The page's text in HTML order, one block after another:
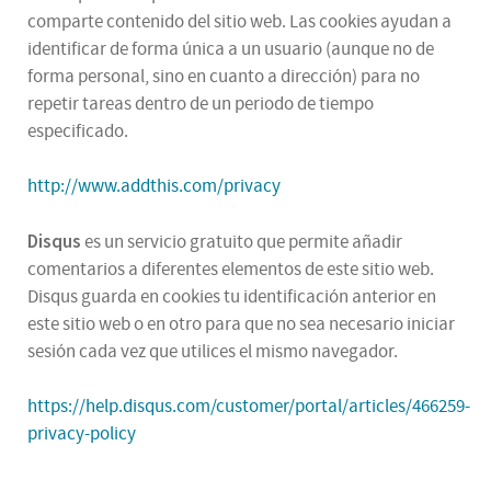
comparte contenido del sitio web. Las cookies ayudan a
identificar de forma única a un usuario (aunque no de
forma personal, sino en cuanto a dirección) para no
repetir tareas dentro de un periodo de tiempo
especificado.
http://www.addthis.com/privacy
Disquses un servicio gratuito que permite añadir
comentarios a diferentes elementos de este sitio web.
Disqus guarda en cookies tu identificación anterior en
este sitio web o en otro para que no sea necesario iniciar
sesión cada vez que utilices el mismo navegador.
https://help.disqus.com/customer/portal/articles/466259-
privacy-policy